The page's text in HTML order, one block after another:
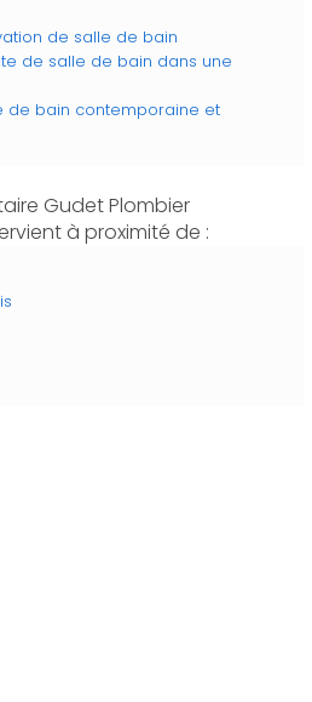
de salle de bain
de salle de bain dans une
de bain contemporaine et
Gudet Plombier
à proximité de :